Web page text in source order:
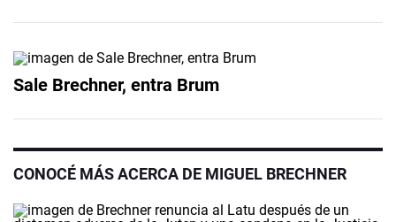
Sale Brechner, entra Brum
CONOCÉ MÁS ACERCA DE MIGUEL BRECHNER